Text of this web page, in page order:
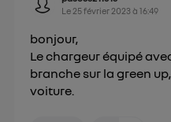
Le 25 février 2023 à16:49
bonjour,
Le chargeur équipé
branche sur la green
voiture.